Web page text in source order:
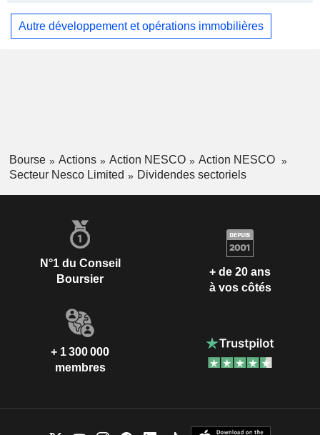
Autre développement et opérations immobilières
Bourse Actions Action NESCO
Action NESCO
Secteur Nesco Limited
Dividendes sectoriels
N°1 du Conseil
Boursier
+ de 20 ans
à vos côtés
+ 1 300 000
membres